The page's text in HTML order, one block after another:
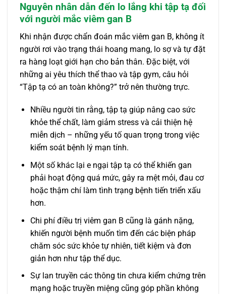
Nguyên nhân dẫn đến lo lắng khi tập tạ đối
với người mắc viêm gan B
Khi nhận được chẩn đoán mắc viêm gan B, không ít
người rơi vào trạng thái hoang mang, lo sợ và tự đặt
ra hàng loạt giới hạn cho bản thân. Đặc biệt, với
những ai yêu thích thể thao và tập gym, câu hỏi
“Tập tạ có an toàn không?” trở nên thường trực.
Nhiều người tin rằng, tập tạ giúp nâng cao sức
khỏe thể chất, làm giảm stress và cải thiện hệ
miễn dịch – những yếu tố quan trọng trong việc
kiểm soát bệnh lý mạn tính.
Một số khác lại e ngại tập tạ có thể khiến gan
phải hoạt động quá mức, gây ra mệt mỏi, đau cơ
hoặc thậm chí làm tình trạng bệnh tiến triển xấu
hơn.
Chi phí điều trị viêm gan B cũng là gánh nặng,
khiến người bệnh muốn tìm đến các biện pháp
chăm sóc sức khỏe tự nhiên, tiết kiệm và đơn
giản hơn như tập thể dục.
Sự lan truyền các thông tin chưa kiểm chứng trên
mạng hoặc truyền miệng cũng góp phần không